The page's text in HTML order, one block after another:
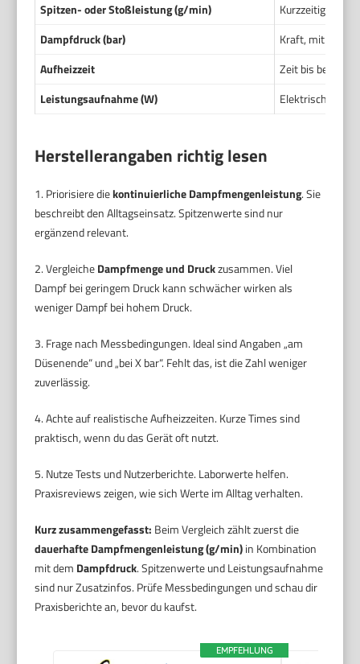
Spitzen- oder Stoßleistung (g/min)
Kurzzeitige
Dampfdruck (bar)
Kraft, mit der
Aufheizzeit
Zeit bis
Leistungsaufnahme (W)
Elektrische
Herstellerangaben richtig lesen
1. Priorisiere diekontinuierliche Dampfmengenleistung. Sie
beschreibt den Alltagseinsatz. Spitzenwerte sind nur
ergänzend relevant.
2. VergleicheDampfmenge und Druckzusammen. Viel
Dampf bei geringem Druck kann schwächer wirken als
weniger Dampf bei hohem Druck.
3. Frage nach Messbedingungen. Ideal sind Angaben „am
Düsenende“ und „bei X bar“. Fehlt das, ist die Zahl weniger
zuverlässig.
4. Achte auf realistische Aufheizzeiten. Kurze Times sind
praktisch, wenn du das Gerät oft nutzt.
5. Nutze Tests und Nutzerberichte. Laborwerte helfen.
Praxisreviews zeigen, wie sich Werte im Alltag verhalten.
Kurz zusammengefasst: Beim Vergleich zählt zuerst die
dauerhafte Dampfmengenleistung (g/min)in Kombination
mit dem Dampfdruck. Spitzenwerte und Leistungsaufnahme
sind nur Zusatzinfos. Prüfe Messbedingungen und schau dir
Praxisberichte an, bevor du kaufst.
EMPFEHLUNG